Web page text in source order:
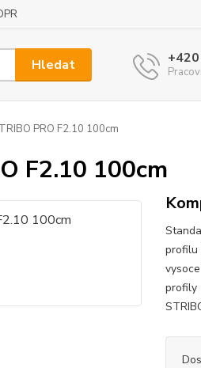
Hledat
PRO F2.10 100cm
F2.10 100cm
profilu
profily